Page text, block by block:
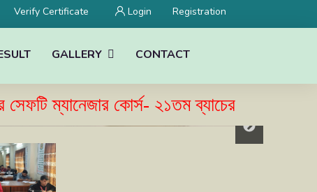
Verify Certificate Login Registration
CONTACT
GALLERY
ম্যানেজার কোর্স- ২১তম ব্যাচের ভর্তি বিজ্ঞপ্তি